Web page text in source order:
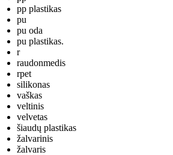
pp plastikas
pu
pu oda
pu plastikas.
r
raudonmedis
rpet
silikonas
vaškas
veltinis
velvetas
šiaudų plastikas
žalvarinis
žalvaris